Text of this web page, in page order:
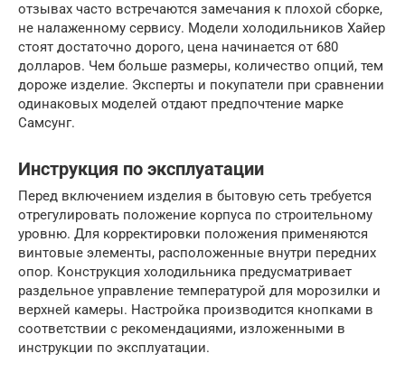
отзывах часто встречаются замечания к плохой сборке,
не налаженному сервису. Модели холодильников Хайер
стоят достаточно дорого, цена начинается от 680
долларов. Чем больше размеры, количество опций, тем
дороже изделие. Эксперты и покупатели при сравнении
одинаковых моделей отдают предпочтение марке
Самсунг.
Инструкция по эксплуатации
Перед включением изделия в бытовую сеть требуется
отрегулировать положение корпуса по строительному
уровню. Для корректировки положения применяются
винтовые элементы, расположенные внутри передних
опор. Конструкция холодильника предусматривает
раздельное управление температурой для морозилки и
верхней камеры. Настройка производится кнопками в
соответствии с рекомендациями, изложенными в
инструкции по эксплуатации.